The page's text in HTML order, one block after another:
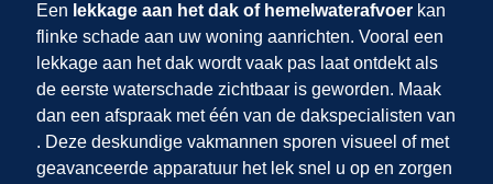
Een lekkage aan het dak of hemelwaterafvoerkan
flinke schade aan uw woning aanrichten. Vooral een
lekkage aan het dak wordt vaak pas laat ontdekt als
de eerste waterschade zichtbaar is geworden. Maak
dan een afspraak met één van de dakspecialisten van
. Deze deskundige vakmannen sporen visueel of met
geavanceerde apparatuur het lek snel u op en zorgen